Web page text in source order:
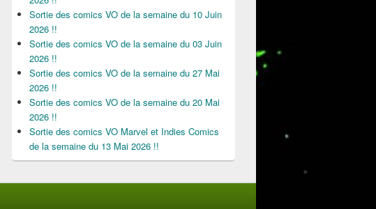
Sortie des comics VO de la semaine du 10 Juin
2026 !!
Sortie des comics VO de la semaine du 03 Juin
2026 !!
Sortie des comics VO de la semaine du 27 Mai
2026 !!
Sortie des comics VO de la semaine du 20 Mai
2026 !!
Sortie des comics VO Marvel et Indies Comics
de la semaine du 13 Mai 2026 !!